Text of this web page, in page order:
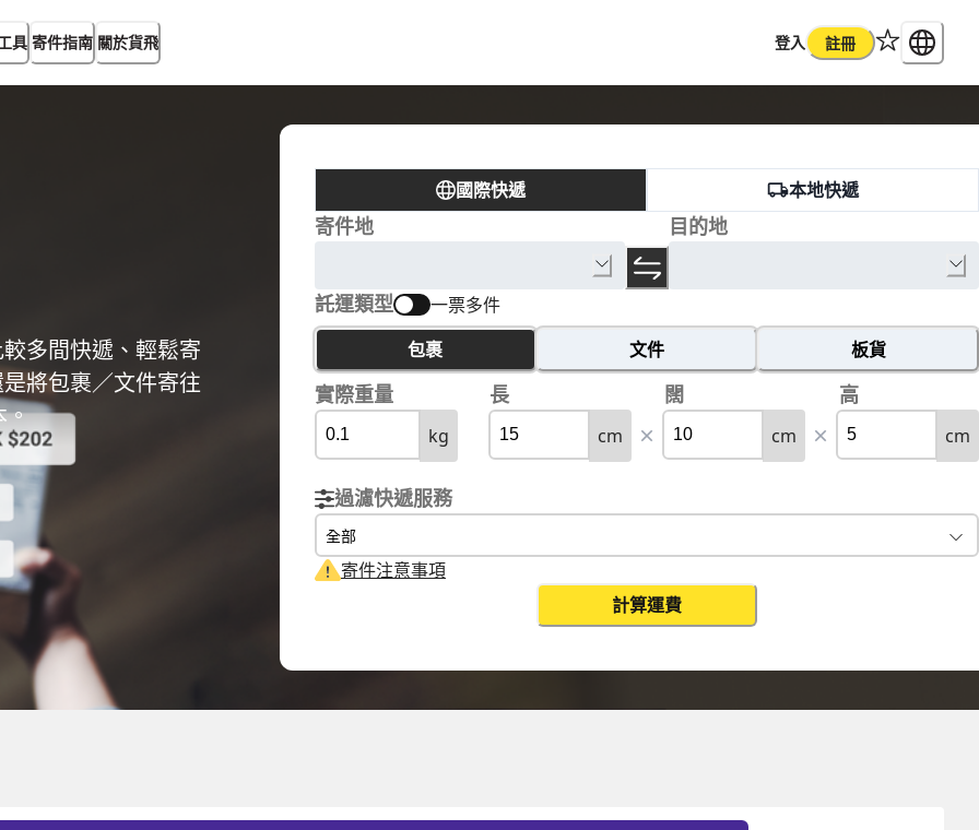
具 寄件指南 關於貨飛 登入 註冊
多間快遞、輕鬆寄
將包裹／文件寄往
。
國際快遞 本地快遞
寄件地 目的地
託運類型 一票多件
包裹 文件 板貨
實際重量 長 闊 高
kg cm cm cm
過濾快遞服務
全部
寄件注意事項
計算運費